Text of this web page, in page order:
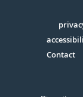
Serivce
Contact